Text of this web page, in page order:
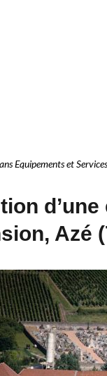
Equipements et Services
Azé